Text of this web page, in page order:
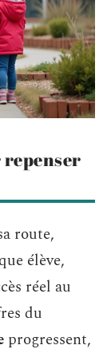
repenser
route,
élève,
réel au
du
progressent,